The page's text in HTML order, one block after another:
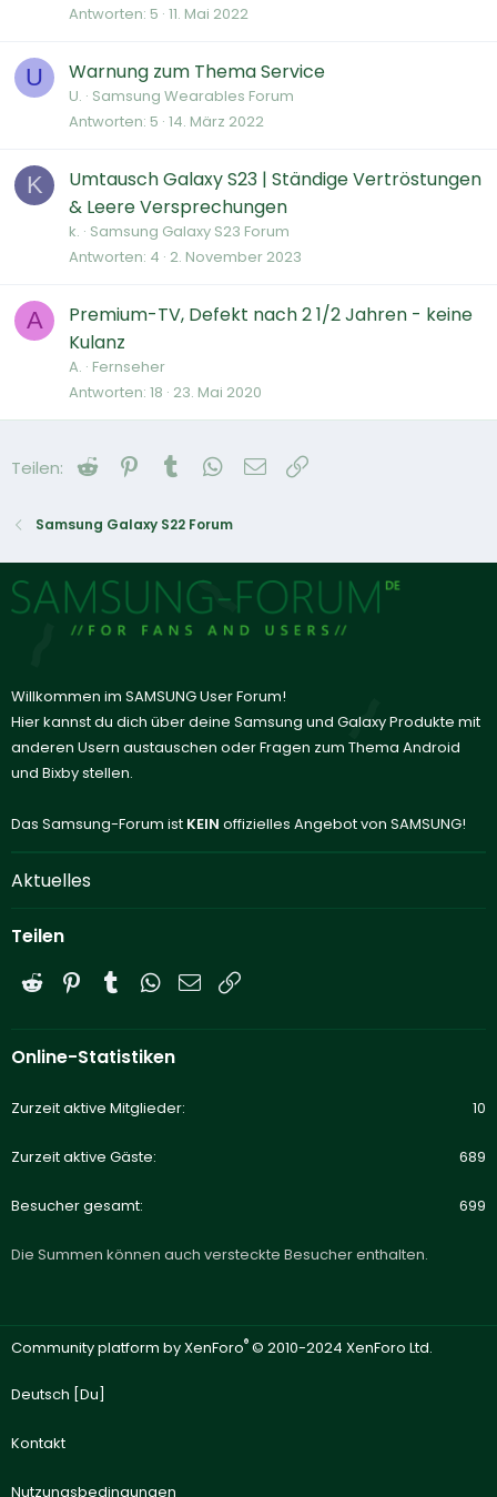
Antworten 5 11. Mai 2022
U Warnung zum Thema Service
U. Samsung Wearables Forum
Antworten 5 14. März 2022
K
Umtausch Galaxy S23 | Ständige Vertröstungen
& Leere Versprechungen
k. Samsung Galaxy S23 Forum
Antworten 4 2. November 2023
A
Premium-TV, Defekt nach 2 1/2 Jahren - keine
Kulanz
A. Fernseher
Antworten 18 23. Mai 2020
Teilen: Reddit Pinterest
Tumblr WhatsApp
E-Mail
Samsung Galaxy S22 Forum
Willkommen im SAMSUNG User Forum!
Hier kannst du dich über deine Samsung und Galaxy Produkte mit
anderen Usern austauschen oder Fragen zum Thema Android
und Bixby stellen.
Das Samsung-Forum ist KEIN offizielles Angebot von SAMSUNG!
Aktuelles
Teilen
Reddit PinterestTumblrWhatsApp
E-Mail
Online-Statistiken
Zurzeit aktive Mitglieder 10
Zurzeit aktive Gäste 689
Besucher gesamt 699
Die Summen können auch versteckte Besucher enthalten.
Community platform by XenForo® © 2010-2024 XenForo Ltd.
Deutsch [Du]
Kontakt
Nutzungsbedingungen